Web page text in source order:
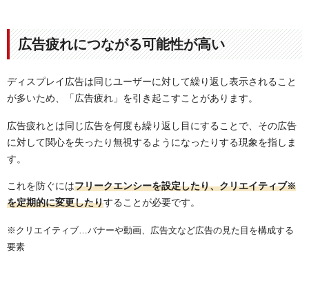
広告疲れにつながる可能性が高い
ディスプレイ広告は同じユーザーに対して繰り返し表示されること
が多いため、「広告疲れ」を引き起こすことがあります。
広告疲れとは同じ広告を何度も繰り返し目にすることで、その広告
に対して関心を失ったり無視するようになったりする現象を指しま
す。
これを防ぐにはフリークエンシーを設定したり、クリエイティブ※
を定期的に変更したりすることが必要です。
※クリエイティブ…バナーや動画、広告文など広告の見た目を構成する
要素